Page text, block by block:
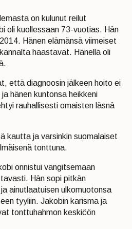
on kulunut reilut
oli kuollessaan 73-vuotias. Hän
Hänen elämänsä viimeiset
haastavat. Hänellä oli
että diagnoosin jälkeen hoito ei
hänen kuntonsa heikkeni
rauhallisesti omaisten läsnä
kautta ja varsinkin suomalaiset
tonttuna.
onnistui vangitsemaan
Hän sopi pitkän
ainutlaatuisen ulkomuotonsa
tyyliin. Jakobin karisma ja
tonttuhahmon keskiöön